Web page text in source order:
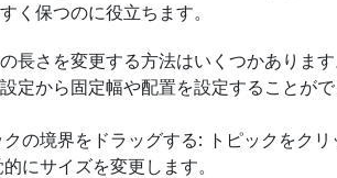
く保つのに役立ちます。
の長さを変更する方法はいくつかありま
定から固定幅や配置を設定することがで
クの境界をドラッグする: トピックをク
にサイズを変更します。